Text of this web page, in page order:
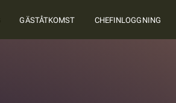
GÄSTÅTKOMST CHEFINLOGGNING